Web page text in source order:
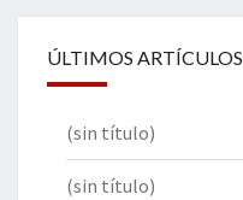
ÚLTIMOS ARTÍCULOS
(sin título)
(sin título)